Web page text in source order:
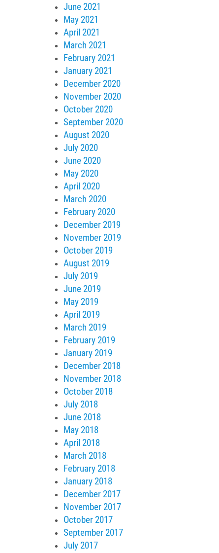
June 2021
May 2021
April 2021
March 2021
February 2021
January 2021
December 2020
November 2020
October 2020
September 2020
August 2020
July 2020
June 2020
May 2020
April 2020
March 2020
February 2020
December 2019
November 2019
October 2019
August 2019
July 2019
June 2019
May 2019
April 2019
March 2019
February 2019
January 2019
December 2018
November 2018
October 2018
July 2018
June 2018
May 2018
April 2018
March 2018
February 2018
January 2018
December 2017
November 2017
October 2017
September 2017
July 2017